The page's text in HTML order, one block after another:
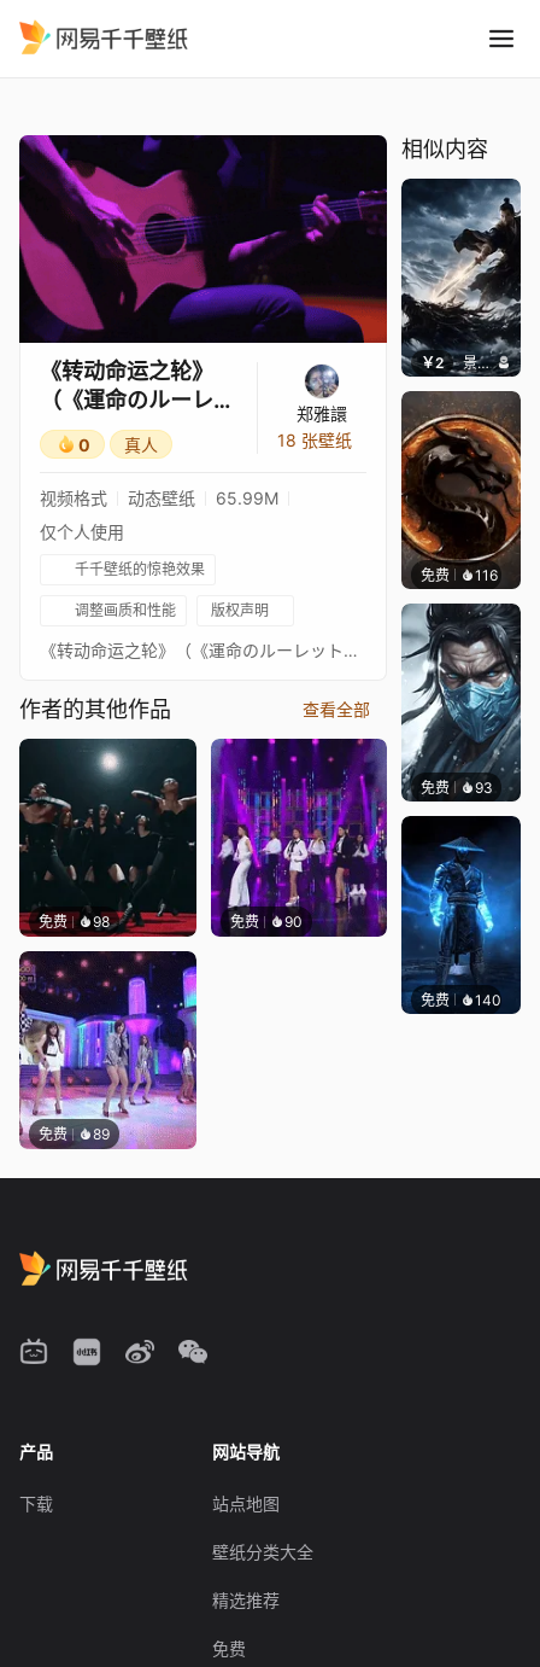
《转动命运之轮》
（《運命のルーレッ
ト廻して》）
0 真人
郑雅譞
18 张壁纸
视频格式 动态壁纸
65.99M
仅个人使用
千千壁纸的惊艳效果
调整画质和性能 版权声明
《转动命运之轮》（《運命のルーレット廻して》）为ZARD的第25张单曲。在前作的基础上继续为动画演唱歌曲，自己第一次为《名侦探柯南》演唱歌曲。在2007年ZARD受欢迎单曲排行榜中，继续达到百万以上销量的3张作品之后，此曲获得第四名，到现在人气依然很高。此曲为织田哲郎离开being系以后ZARD的第一张单曲，也是栗林诚一郎在籍为ZARD写的最后作品。ZARD从1989年开始出道，91年2月推出第一张Single——[Goodbye My Loneline]，93年她以[白鸟丽子]的主题曲[不要认输]而成名，同年她的大碟[摇荡回忆]以193.8万张的佳绩成为销量冠军。在她出道的十年间，共推出28张Single和8张Ablum，12次成为ORICON的冠军，她的Single一共卖出了1707万张，是历代日本女歌手中当之无愧的NO.1。坂井泉水的声线真的就象泉水一样清新，她以情歌为主，但一般都节奏明快，充满活力。她写的歌词大多是鼓励人们去勇敢坚强的面对爱情和生活中的挫折，而不是哭泣与等待。与她的名气相反，Izumi本人“深居简出”，从不在电视或杂志中露面，甚至不开演唱会，就连FANS CLUB也是最近才成立，所以人们很少能了解到她的情况，甚至她的年龄。有一次她在便利店附近的录音棚录制她的新专辑，一时肚子饿，就和工作人员上街吃宵夜，正巧当时店里正在播她的歌，最可笑的是竟没有人认出这位穿着T恤牛仔、没有化妆的女孩。尽管如此，每当她推出唱片的时候，必然会引起轰动，从第六张Single开始均打入了ORICON的十大，这一点在女歌手中无人能及。她在用自己的歌和出色的成绩说明了一切。
作者的其他作品 查看全部
免费 98 免费 90
免费 89
相似内容
￥2 景毅6688
免费 116
免费 93 Niara
免费 140
产品
下载
网站导航
站点地图
壁纸分类大全
精选推荐
免费